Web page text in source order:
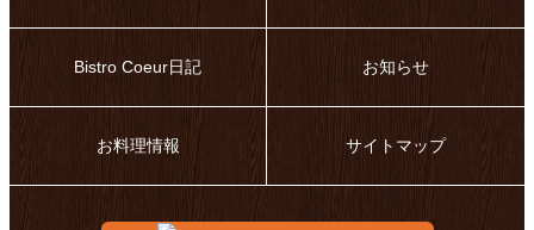
Bistro Coeur日記 お知らせ
お料理情報 サイトマップ